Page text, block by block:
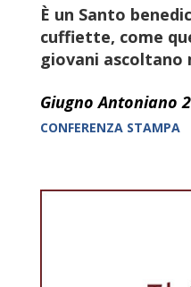
È un Santo
cuffiette, come
giovani ascoltano
Giugno Antoniano
CONFERENZA STAMPA